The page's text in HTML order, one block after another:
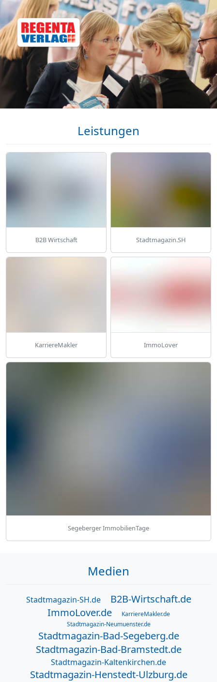
Leistungen
B2B Wirtschaft Stadtmagazin.SH
KarriereMakler ImmoLover
Segeberger ImmobilienTage
Medien
Stadtmagazin-SH.de
B2B-Wirtschaft.de
ImmoLover.de
KarriereMakler.de
Stadtmagazin-Neumuenster.de
Stadtmagazin-Bad-Segeberg.de
Stadtmagazin-Bad-Bramstedt.de
Stadtmagazin-Kaltenkirchen.de
Stadtmagazin-Henstedt-Ulzburg.de